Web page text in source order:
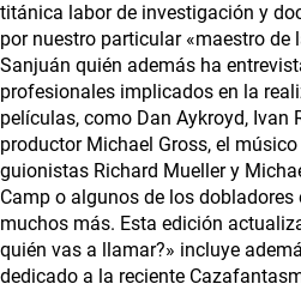
titánica labor de investigación y
por nuestro particular «maestro de
Sanjuán quién además ha
profesionales implicados en la
películas, como Dan Aykroyd, Ivan
productor Michael Gross, el
guionistas Richard Mueller y
Camp o algunos de los dobladores
muchos más. Esta edición
quién vas a llamar?» incluye
dedicado a la reciente